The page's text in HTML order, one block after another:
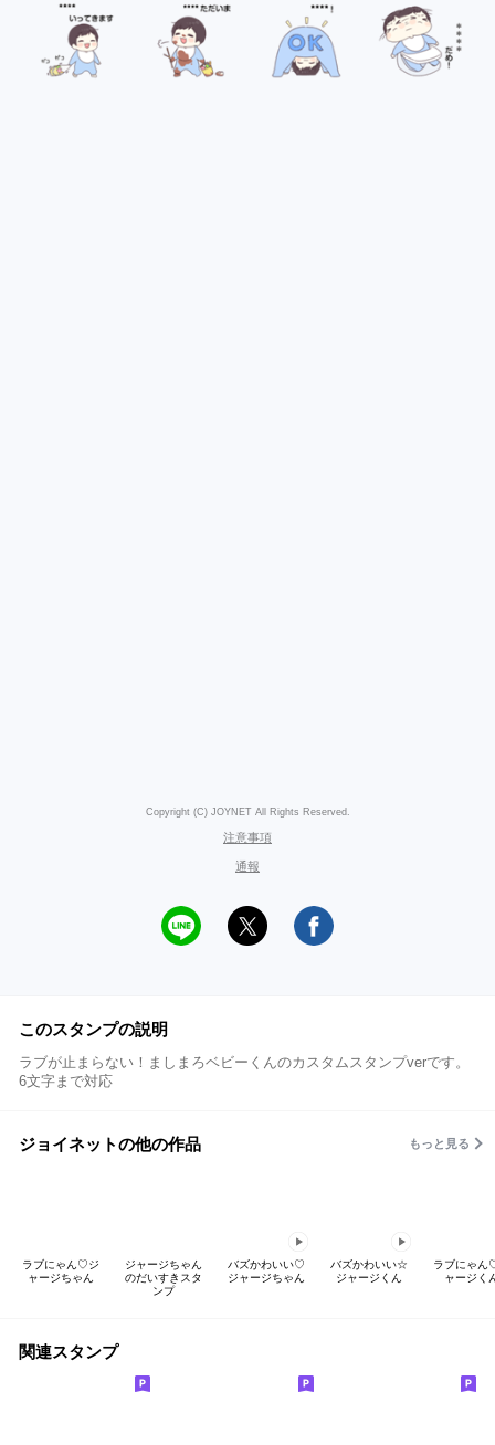
Copyright (C) JOYNET All Rights Reserved.
注意事項
通報
このスタンプの説明
ラブが止まらない！ましまろベビーくんのカスタムスタンプverです。
6文字まで対応
ジョイネットの他の作品 もっと見る
ラブにゃん♡ジ
ャージちゃん
ジャージちゃん
のだいすきスタ
ンプ
バズかわいい♡
ジャージちゃん
バズかわいい☆
ジャージくん
ラブにゃん
ャージく
関連スタンプ